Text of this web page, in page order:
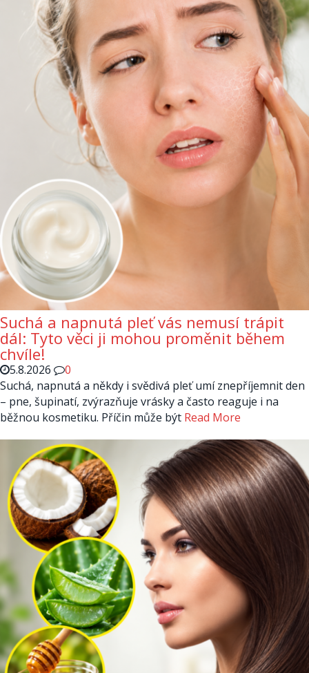
Suchá a napnutá pleť vás nemusí trápit
dál: Tyto věci ji mohou proměnit během
chvíle!
5.8.2026
0
Suchá, napnutá a někdy i svědivá pleť umí znepříjemnit den
– pne, šupinatí, zvýrazňuje vrásky a často reaguje i na
běžnou kosmetiku. Příčin může být Read More